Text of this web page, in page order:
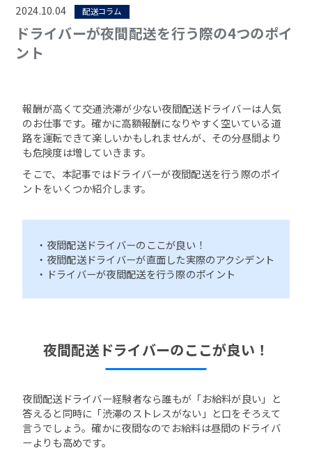
2024.10.04 配送コラム
ドライバーが夜間配送を行う際の4つのポイ
ント
報酬が高くて交通渋滞が少ない夜間配送ドライバーは人気
のお仕事です。確かに高額報酬になりやすく空いている道
路を運転できて楽しいかもしれませんが、その分昼間より
も危険度は増していきます。
そこで、本記事ではドライバーが夜間配送を行う際のポイ
ントをいくつか紹介します。
・夜間配送ドライバーのここが良い！
・夜間配送ドライバーが直面した実際のアクシデント
・ドライバーが夜間配送を行う際のポイント
夜間配送ドライバーのここが良い！
夜間配送ドライバー経験者なら誰もが「お給料が良い」と
答えると同時に「渋滞のストレスがない」と口をそろえて
言うでしょう。確かに夜間なのでお給料は昼間のドライバ
ーよりも高めです。